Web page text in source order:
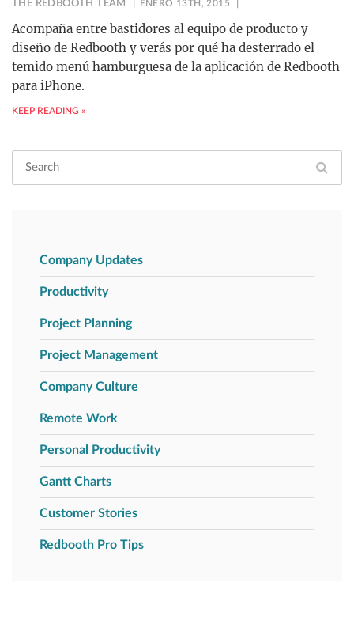
THE REDBOOTH TEAM ENERO 13TH, 2015
Acompaña entre bastidores al equipo de producto y
diseño de Redbooth y verás por qué ha desterrado el
temido menú hamburguesa de la aplicación de Redbooth
para iPhone.
KEEP READING »
Company Updates
Productivity
Project Planning
Project Management
Company Culture
Remote Work
Personal Productivity
Gantt Charts
Customer Stories
Redbooth Pro Tips